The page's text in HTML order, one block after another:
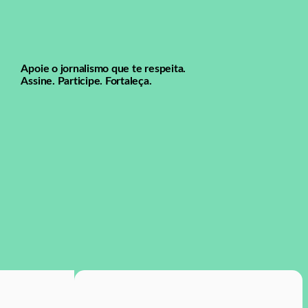
Apoie o jornalismo que te respeita.
Assine. Participe. Fortaleça.